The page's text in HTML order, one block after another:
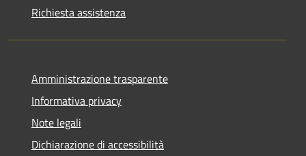
Richiesta assistenza
Amministrazione trasparente
Informativa privacy
Note legali
Dichiarazione di accessibilità